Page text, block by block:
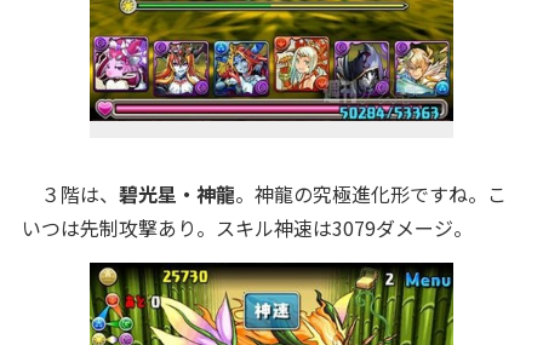
３階は、 碧光星・神龍。神龍の究極進化形ですね。こ
いつは先制攻撃あり。スキル神速は3079ダメージ。